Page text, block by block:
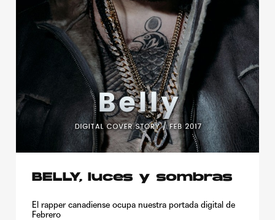
BELLY, luces y sombras
El rapper canadiense ocupa nuestra portada digital de
Febrero